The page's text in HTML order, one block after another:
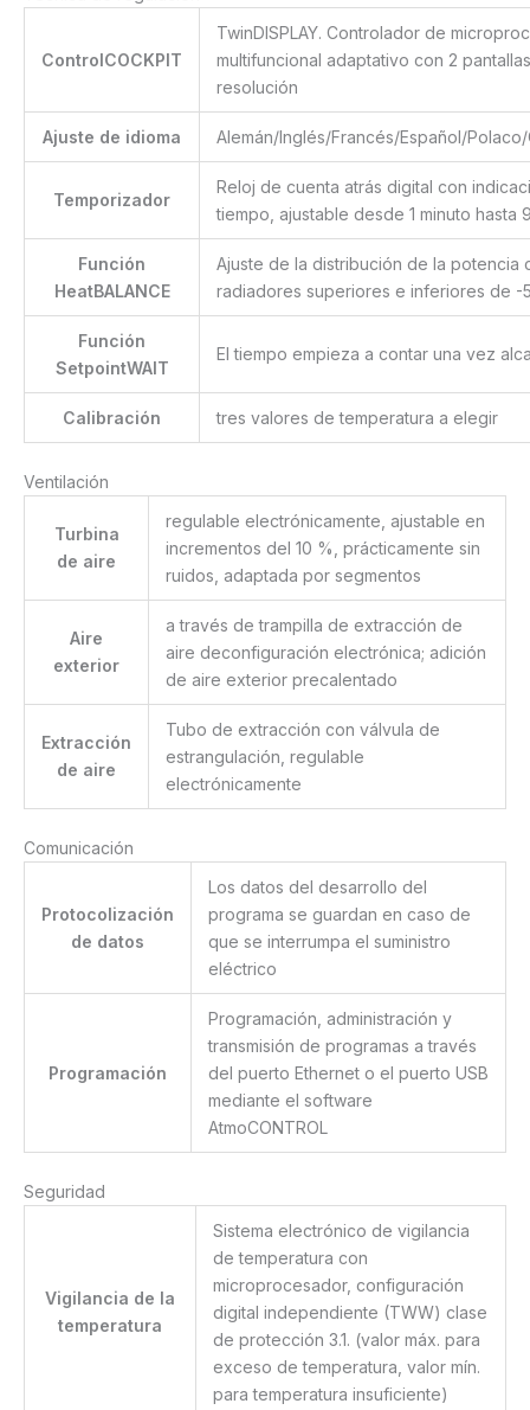
ControlCOCKPIT
TwinDISPLAY. Controlador de
multifuncional adaptativo con 2
resolución
Ajuste de idioma Alemán/Inglés/Francés/Español/
Temporizador
Reloj de cuenta atrás digital con
tiempo, ajustable desde 1 minuto hasta
Función
HeatBALANCE
Ajuste de la distribución de la
radiadores superiores e inferiores de -
Función
SetpointWAIT
El tiempo empieza a contar una vez
Calibración tres valores de temperatura a elegir
Ventilación
Turbina
de aire
regulable electrónicamente, ajustable en
incrementos del 10 %, prácticamente sin
ruidos, adaptada por segmentos
Aire
exterior
a través de trampilla de extracción de
aire deconfiguración electrónica; adición
de aire exterior precalentado
Extracción
de aire
Tubo de extracción con válvula de
estrangulación, regulable
electrónicamente
Comunicación
Protocolización
de datos
Los datos del desarrollo del
programa se guardan en caso de
que se interrumpa el suministro
eléctrico
Programación
Programación, administración y
transmisión de programas a través
del puerto Ethernet o el puerto USB
mediante el software
AtmoCONTROL
Seguridad
Vigilancia de la
temperatura
Sistema electrónico de vigilancia
de temperatura con
microprocesador, configuración
digital independiente (TWW) clase
de protección 3.1. (valor máx. para
exceso de temperatura, valor mín.
para temperatura insuficiente)